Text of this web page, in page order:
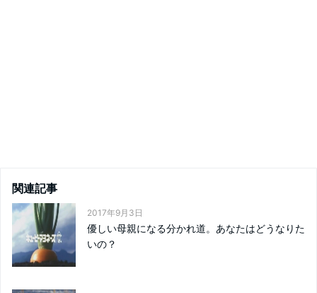
関連記事
2017年9月3日
優しい母親になる分かれ道。あなたはどうなりた
いの？